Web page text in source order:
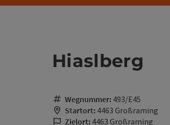
Hiaslberg
Wegnummer: 493/E45
Startort: 4463 Großraming
Zielort: 4463 Großraming